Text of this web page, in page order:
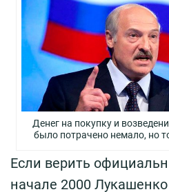
Денег на покупку и
было потрачено немало, но
Если верить
начале 2000